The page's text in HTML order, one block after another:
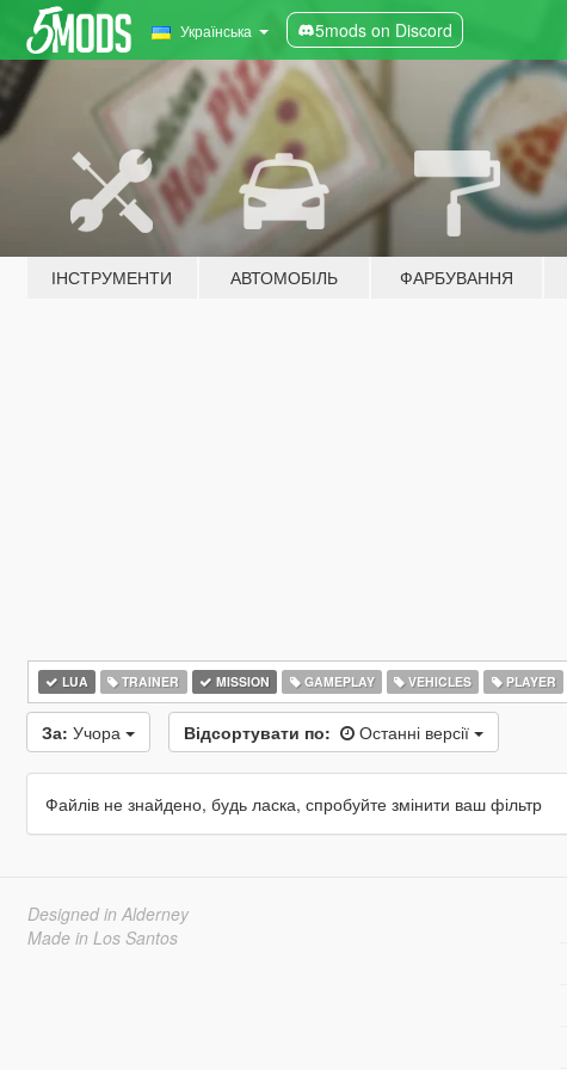
Українська 5mods on Discord
ІНСТРУМЕНТИ АВТОМОБІЛЬ ФАРБУВАННЯ
LUA TRAINER MISSION GAMEPLAY VEHICLES PLAYER
За: Учора Відсортувати по: Останні версії
Файлів не знайдено, будь ласка, спробуйте змінити ваш фільтр
Designed in Alderney
Made in Los Santos